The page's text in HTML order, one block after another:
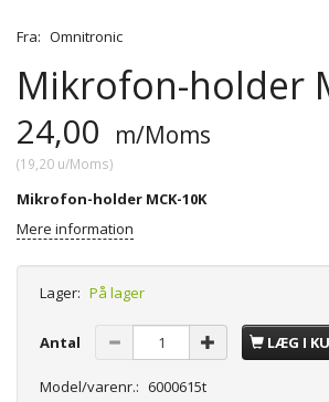
Fra: Omnitronic
Mikrofon-holder
24,00 m/Moms
(19,20 u/Moms)
Mikrofon-holder MCK-10K
Mere information
Lager: På lager
Antal LÆG I
Model/varenr.: 6000615t